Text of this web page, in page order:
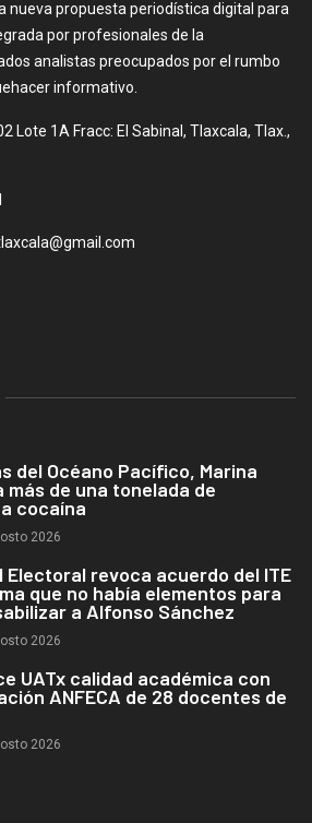
nueva propuesta periodística digital para
por profesionales de la
analistas preocupados por el rumbo
informativo.
Lote 1A Fracc: El Sabinal, Tlaxcala, Tlax.,
del Océano Pacífico, Marina
más de una tonelada de
cocaína
2026
Electoral revoca acuerdo del ITE
que no había elementos para
a Alfonso Sánchez
2026
UATx calidad académica con
ANFECA de 28 docentes de
2026